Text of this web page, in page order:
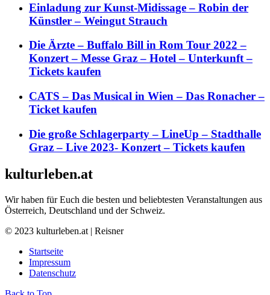
Einladung zur Kunst-Midissage – Robin der
Künstler – Weingut Strauch
Die Ärzte – Buffalo Bill in Rom Tour 2022 –
Konzert – Messe Graz – Hotel – Unterkunft –
Tickets kaufen
CATS – Das Musical in Wien – Das Ronacher –
Ticket kaufen
Die große Schlagerparty – LineUp – Stadthalle
Graz – Live 2023- Konzert – Tickets kaufen
kulturleben.at
Wir haben für Euch die besten und beliebtesten Veranstaltungen aus
Österreich, Deutschland und der Schweiz.
© 2023 kulturleben.at | Reisner
Startseite
Impressum
Datenschutz